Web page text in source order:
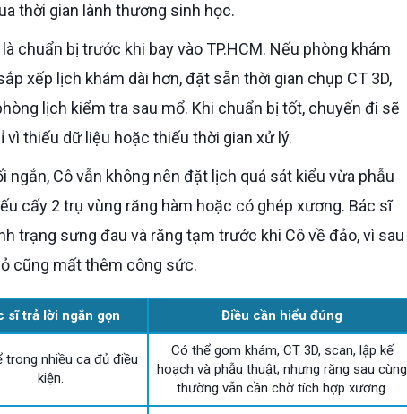
thời gian lành thương sinh học.
xếp lịch khám dài hơn, đặt sẵn thời gian chụp CT 3D,
lịch kiểm tra sau mổ. Khi chuẩn bị tốt, chuyến đi sẽ
thiếu dữ liệu hoặc thiếu thời gian xử lý.
cấy 2 trụ vùng răng hàm hoặc có ghép xương. Bác sĩ
trạng sưng đau và răng tạm trước khi Cô về đảo, vì sau
cũng mất thêm công sức.
sĩ trả lời ngắn gọn Điều cần hiểu đúng
trong nhiều ca đủ điều
kiện.
Có thể gom khám, CT 3D, scan, lập kế
hoạch và phẫu thuật; nhưng răng sau cùng
thường vẫn cần chờ tích hợp xương.